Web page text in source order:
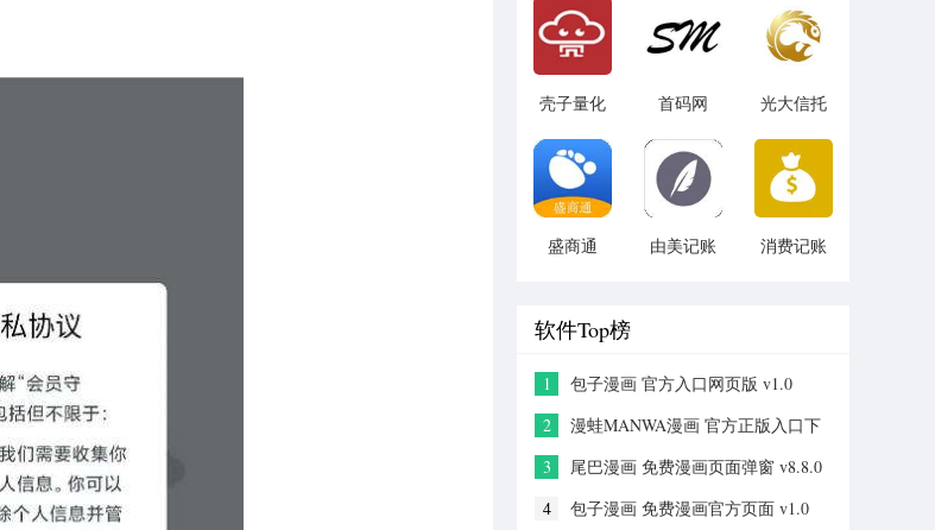
v1.1.3
壳子量化
首码网
光大信托
盛商通
由美记账
消费记账
软件Top榜
1
包子漫画 官方入口网页版 v1.0
2
漫蛙MANWA漫画 官方正版入口下
3
尾巴漫画 免费漫画页面弹窗 v8.8.0
4
包子漫画 免费漫画官方页面 v1.0